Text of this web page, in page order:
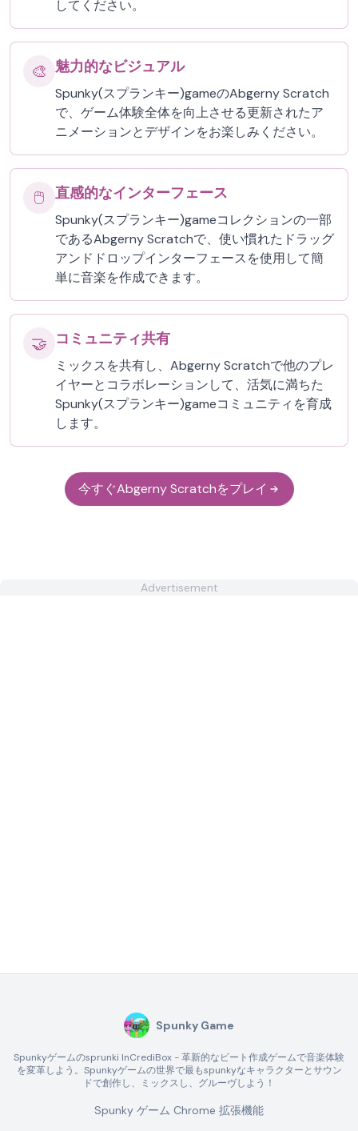
してください。
🎨 魅力的なビジュアル
Spunky(スプランキー)gameのAbgerny Scratch
で、ゲーム体験全体を向上させる更新されたア
ニメーションとデザインをお楽しみください。
🖱️ 直感的なインターフェース
Spunky(スプランキー)gameコレクションの一部
であるAbgerny Scratchで、使い慣れたドラッグ
アンドドロップインターフェースを使用して簡
単に音楽を作成できます。
🤝 コミュニティ共有
ミックスを共有し、Abgerny Scratchで他のプレ
イヤーとコラボレーションして、活気に満ちた
Spunky(スプランキー)gameコミュニティを育成
します。
今すぐAbgerny Scratchをプレイ
Advertisement
Spunky Game
Spunkyゲームのsprunki InCrediBox - 革新的なビート作成ゲームで音楽体験
を変革しよう。Spunkyゲームの世界で最もspunkyなキャラクターとサウン
ドで創作し、ミックスし、グルーヴしよう！
Spunky ゲーム Chrome 拡張機能